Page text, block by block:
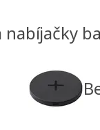
nabíjačky